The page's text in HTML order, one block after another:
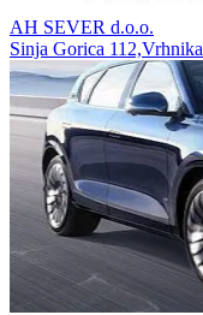
AH SEVER d.o.o.
Sinja Gorica 112,Vrhnika